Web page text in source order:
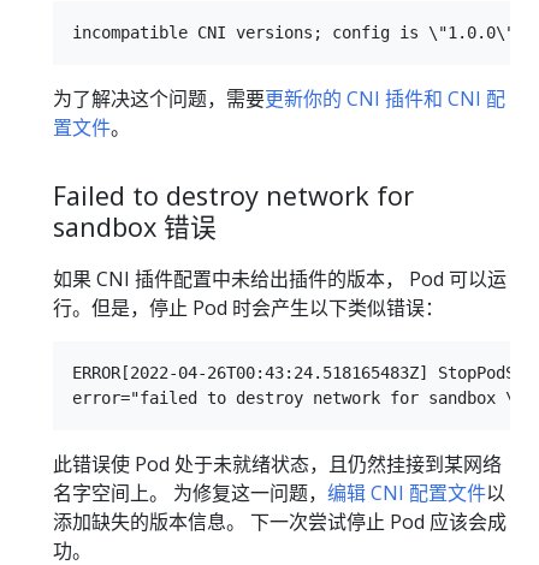
为了解决这个问题，需要更新你的 CNI 插件和 CNI 配
置文件。
Failed to destroy network for
sandbox 错误
如果 CNI 插件配置中未给出插件的版本， Pod 可以运
行。但是，停止 Pod 时会产生以下类似错误：
ERROR[2022-04-26T00:43:24.518165483Z]
此错误使 Pod 处于未就绪状态，且仍然挂接到某网络
名字空间上。 为修复这一问题， 编辑 CNI 配置文件以
添加缺失的版本信息。 下一次尝试停止 Pod 应该会成
功。